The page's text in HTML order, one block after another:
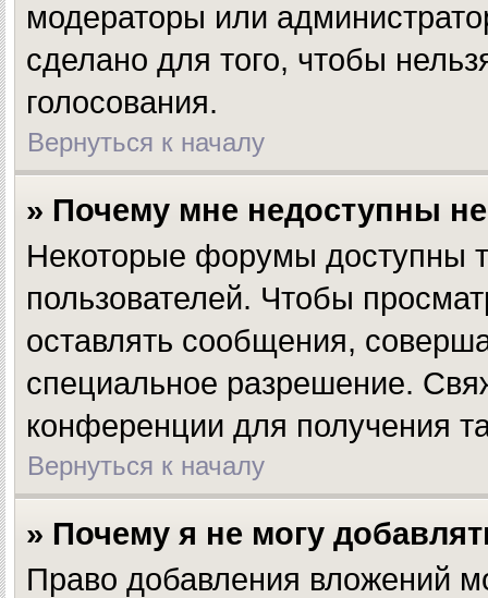
модераторы или
сделано для того, чтобы
голосования.
Вернуться к началу
» Почему мне недоступны
Некоторые форумы доступны
пользователей. Чтобы
оставлять сообщения,
специальное разрешение.
конференции для получения
Вернуться к началу
» Почему я не могу
Право добавления вложений